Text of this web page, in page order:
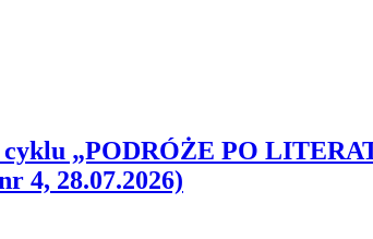
„PODRÓŻE PO
4, 28.07.2026)